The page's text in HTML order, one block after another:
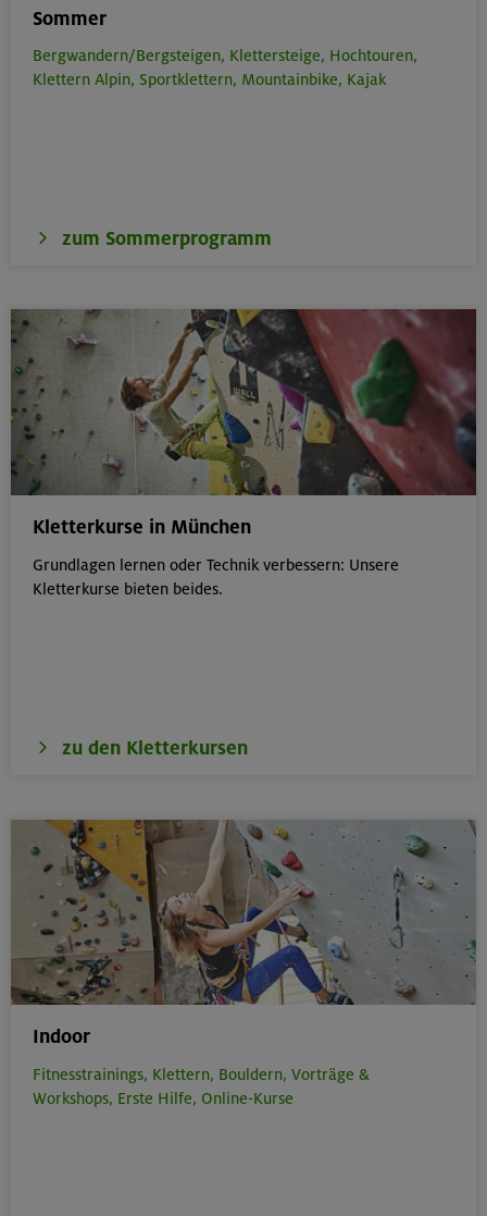
Sommer
Bergwandern/Bergsteigen, Klettersteige, Hochtouren,
Klettern Alpin, Sportklettern, Mountainbike, Kajak
zum Sommerprogramm
Kletterkurse in München
Grundlagen lernen oder Technik verbessern: Unsere
Kletterkurse bieten beides.
zu den Kletterkursen
Indoor
Fitnesstrainings, Klettern, Bouldern, Vorträge &
Workshops, Erste Hilfe, Online-Kurse